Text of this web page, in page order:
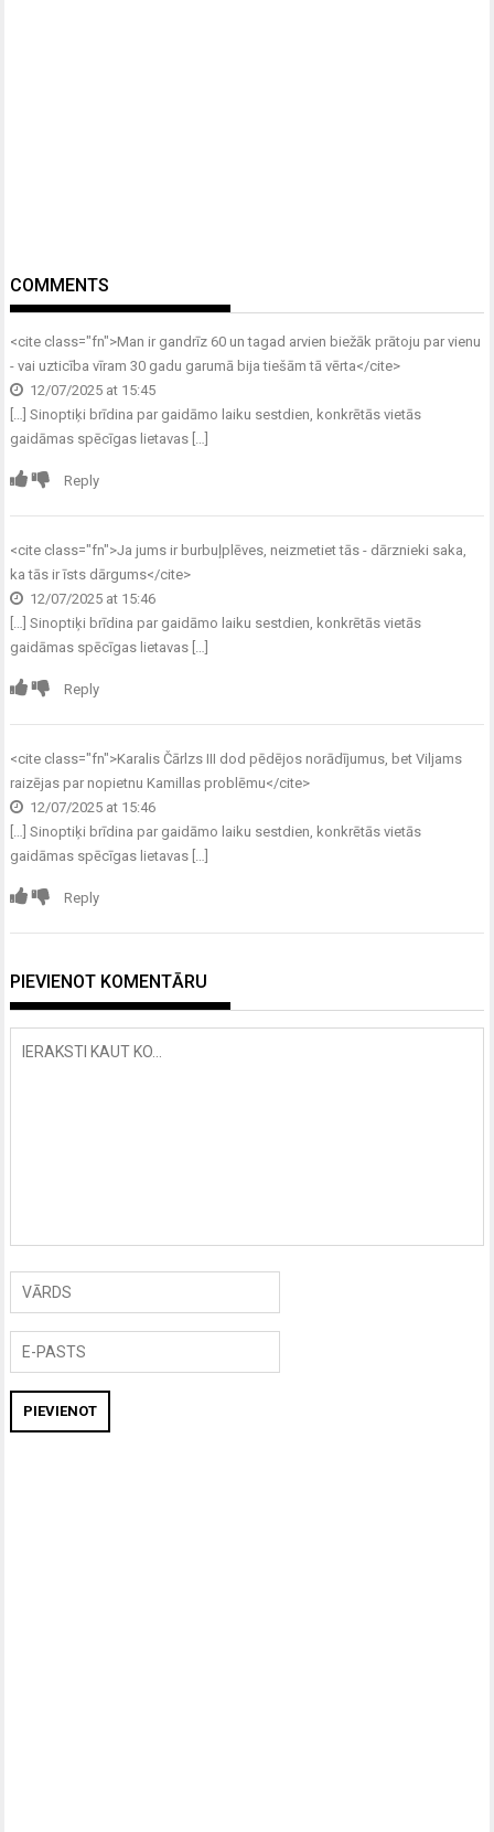
COMMENTS
<cite class="fn">Man ir gandrīz 60 un tagad arvien biežāk prātoju par vienu
- vai uzticība vīram 30 gadu garumā bija tiešām tā vērta</cite>
12/07/2025 at 15:45
[…] Sinoptiķi brīdina par gaidāmo laiku sestdien, konkrētās vietās
gaidāmas spēcīgas lietavas […]
Reply
<cite class="fn">Ja jums ir burbuļplēves, neizmetiet tās - dārznieki saka,
ka tās ir īsts dārgums</cite>
12/07/2025 at 15:46
[…] Sinoptiķi brīdina par gaidāmo laiku sestdien, konkrētās vietās
gaidāmas spēcīgas lietavas […]
Reply
<cite class="fn">Karalis Čārlzs III dod pēdējos norādījumus, bet Viljams
raizējas par nopietnu Kamillas problēmu</cite>
12/07/2025 at 15:46
[…] Sinoptiķi brīdina par gaidāmo laiku sestdien, konkrētās vietās
gaidāmas spēcīgas lietavas […]
Reply
PIEVIENOT KOMENTĀRU